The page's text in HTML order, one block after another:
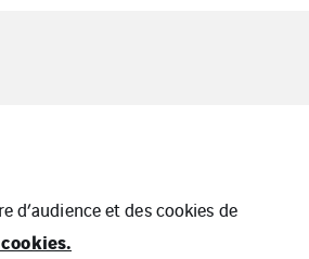
d’audience et des cookies de